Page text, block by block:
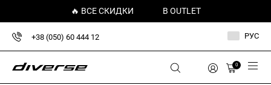
🔥 ВСЕ СКИДКИ В OUTLET
+38 (050) 60 444 12 РУС
0